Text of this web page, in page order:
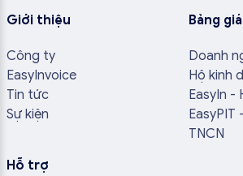
Giới thiệu
Công ty
EasyInvoice
Tin tức
Sự kiện
Bảng giá
Doanh
Hộ kinh
EasyIn -
EasyPIT
TNCN
Hỗ trợ